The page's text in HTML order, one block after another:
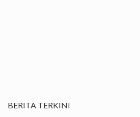
BERITA TERKINI